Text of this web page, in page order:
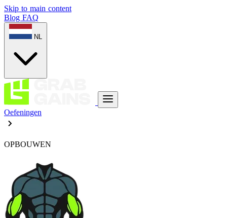
Skip to main content
Blog FAQ
NL
Oefeningen
OPBOUWEN